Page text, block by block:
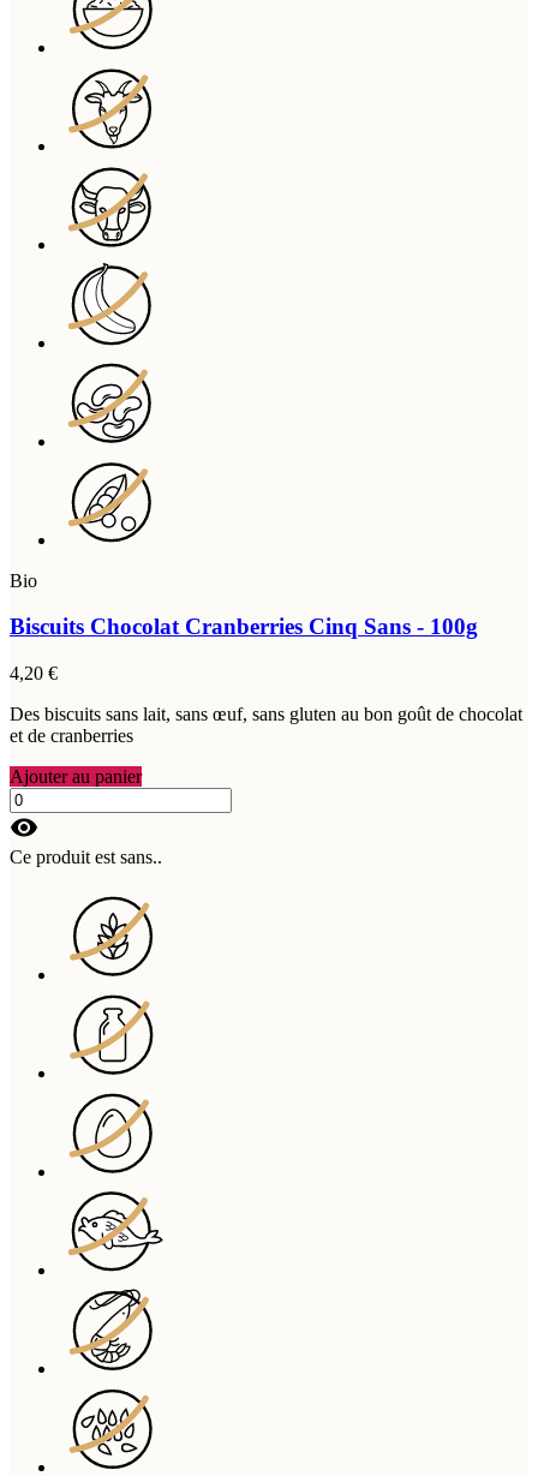
Bio
Biscuits Chocolat Cranberries Cinq Sans - 100g
4,20 €
Des biscuits sans lait, sans œuf, sans gluten au bon goût de chocolat
et de cranberries
Ajouter au panier
visibility
Ce produit est sans..